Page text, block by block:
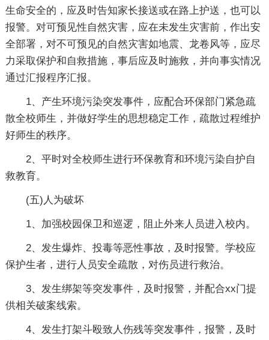
生命安全的，应及时告知家长接送或在路上护送，也可以
报警。对可预见性自然灾害，应在未发生灾害前，作出安
全部署，对不可预见的自然灾害如地震、龙卷风等，应尽
力采取保护和自救措施，事后应及时施救，并向事实情况
通过汇报程序汇报。
1、产生环境污染突发事件，应配合环保部门紧急疏
散全校师生，并做好学生的思想稳定工作，疏散过程维护
好师生的秩序。
2、平时对全校师生进行环保教育和环境污染自护自
救教育。
(五)人为破坏
1、加强校园保卫和巡逻，阻止外来人员进入校内。
2、发生爆炸、投毒等恶性事故，及时报警。学校应
保护生者，进行人员安全疏散，对伤员进行救治。
3、发生绑架等突发事件，及时报警，并配合xx门提
供相关破案线索。
4、发生打架斗殴致人伤残等突发事件，报警，及时